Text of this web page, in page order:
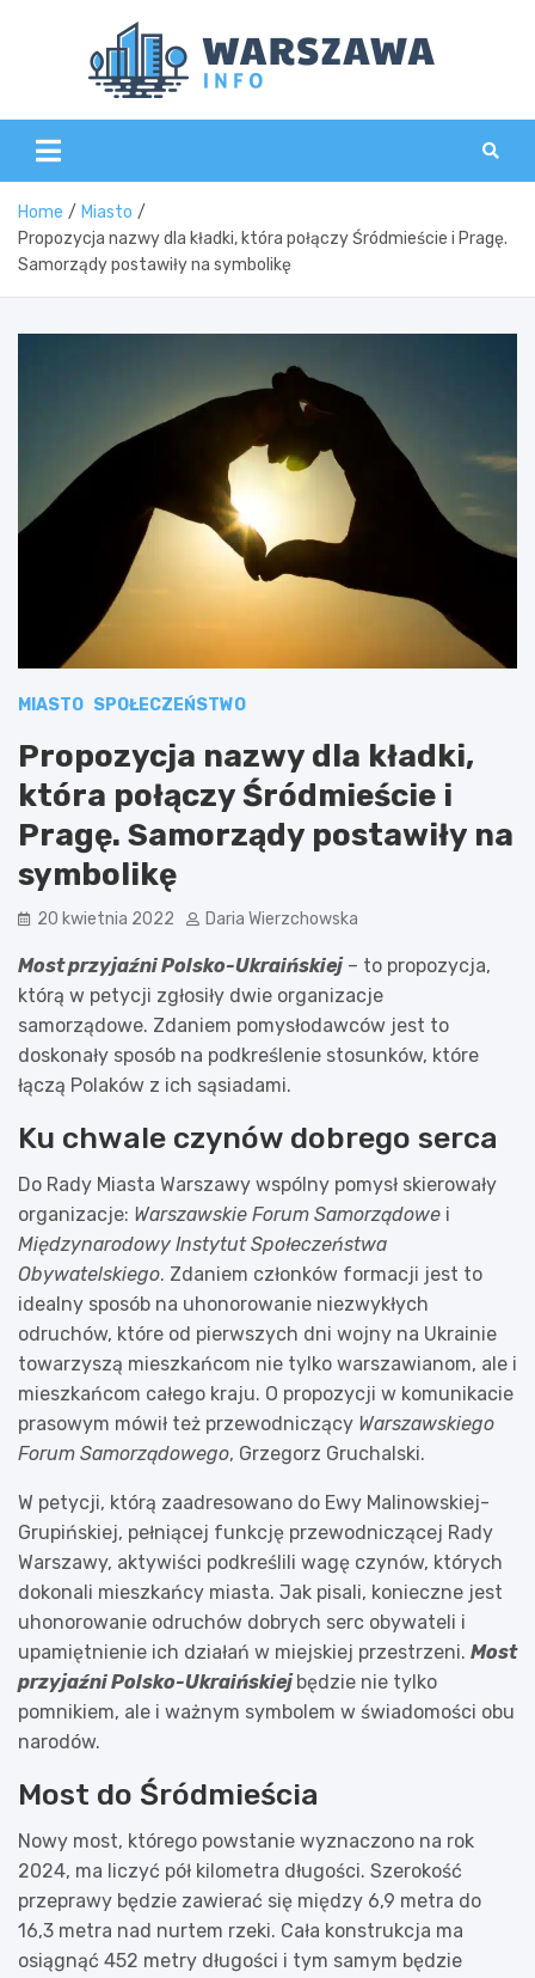
Home
Miasto
Propozycja nazwy dla kładki, która połączy Śródmieście i Pragę.
Samorządy postawiły na symbolikę
MIASTO SPOŁECZEŃSTWO
Propozycja nazwy dla kładki,
która połączy Śródmieście i
Pragę. Samorządy postawiły na
symbolikę
20 kwietnia 2022 Daria Wierzchowska
Most przyjaźni Polsko-Ukraińskiej – to propozycja,
którą w petycji zgłosiły dwie organizacje
samorządowe. Zdaniem pomysłodawców jest to
doskonały sposób na podkreślenie stosunków, które
łączą Polaków z ich sąsiadami.
Ku chwale czynów dobrego serca
Do Rady Miasta Warszawy wspólny pomysł skierowały
organizacje: Warszawskie Forum Samorządowe i
Międzynarodowy Instytut Społeczeństwa
Obywatelskiego. Zdaniem członków formacji jest to
idealny sposób na uhonorowanie niezwykłych
odruchów, które od pierwszych dni wojny na Ukrainie
towarzyszą mieszkańcom nie tylko warszawianom, ale i
mieszkańcom całego kraju. O propozycji w komunikacie
prasowym mówił też przewodniczący Warszawskiego
Forum Samorządowego, Grzegorz Gruchalski.
W petycji, którą zaadresowano do Ewy Malinowskiej-
Grupińskiej, pełniącej funkcję przewodniczącej Rady
Warszawy, aktywiści podkreślili wagę czynów, których
dokonali mieszkańcy miasta. Jak pisali, konieczne jest
uhonorowanie odruchów dobrych serc obywateli i
upamiętnienie ich działań w miejskiej przestrzeni. Most
przyjaźni Polsko-Ukraińskiejbędzie nie tylko
pomnikiem, ale i ważnym symbolem w świadomości obu
narodów.
Most do Śródmieścia
Nowy most, którego powstanie wyznaczono na rok
2024, ma liczyć pół kilometra długości. Szerokość
przeprawy będzie zawierać się między 6,9 metra do
16,3 metra nad nurtem rzeki. Cała konstrukcja ma
osiągnąć 452 metry długości i tym samym będzie